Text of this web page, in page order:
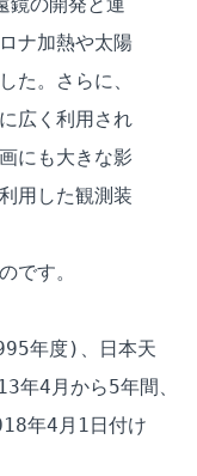
ナ加熱や太陽
た。さらに、
広く利用され
にも大きな影
用した観測装
です。
年度)、日本天
4月から5年間、
年4月1日付け